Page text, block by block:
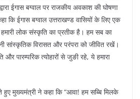
ईगास बग्वाल पर राजकीय अवकाश की घोषणा
कि ईगास बग्वाल उत्तराखण्ड वासियों के लिए एक
लोक संस्कृति का प्रतीक है। हम सब का
सांस्कृतिक विरासत और परंपरा को जीवित रखें।
और पारम्परिक त्योहारों से जुङी रहे, ये हमारा
हुए मुख्यमंत्री ने कहा कि “आवा! हम सब्बि मिलके